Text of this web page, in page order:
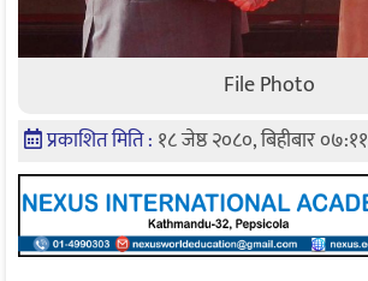
File Photo
प्रकाशित मिति : १८ जेष्ठ २०८०, बिहीबार ०७:११